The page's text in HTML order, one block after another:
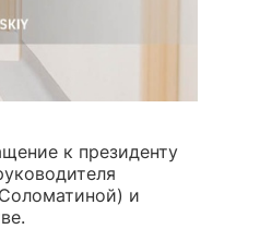
к президенту
и